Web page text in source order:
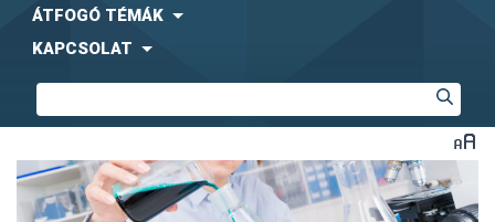
ÁTFOGÓ TÉMÁK
KAPCSOLAT